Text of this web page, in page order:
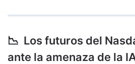
📉 Los futuros del
ante la amenaza de la